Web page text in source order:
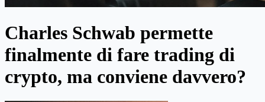
Charles Schwab permette
finalmente di fare trading di
crypto, ma conviene davvero?